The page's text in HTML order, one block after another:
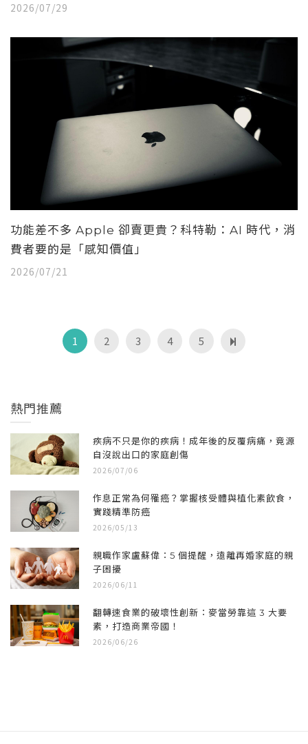
2026/07/29
功能差不多 Apple 卻賣更貴？科特勒：AI 時代，消
費者要的是「感知價值」
2026/07/21
1 2 3 4 5
熱門推薦
疾病不只是你的疾病！成年後的反覆病痛，竟源
自沒說出口的家庭創傷
2026/07/06
作息正常為何罹癌？掌握核受體與植化素飲食，
實踐精準防癌
2026/05/13
親職作家盧蘇偉：5 個提醒，遠離再婚家庭的親
子困擾
2026/06/11
翻轉速食業的破壞性創新：麥當勞靠這 3 大要
素，打造商業帝國！
2026/06/26